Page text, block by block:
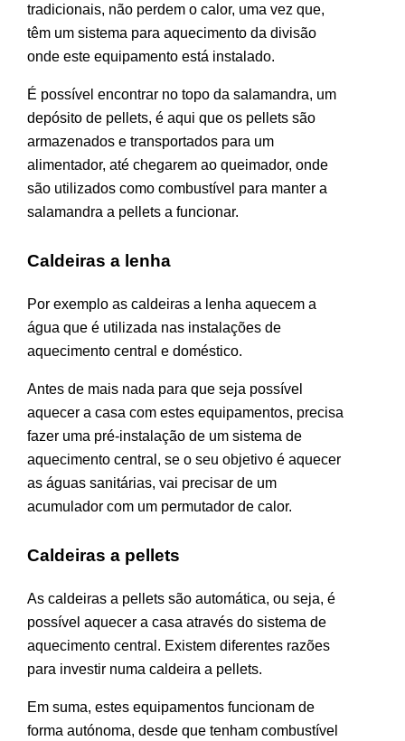
tradicionais, não perdem o calor, uma vez que,
têm um sistema para aquecimento da divisão
onde este equipamento está instalado.
É possível encontrar no topo da salamandra, um
depósito de pellets, é aqui que os pellets são
armazenados e transportados para um
alimentador, até chegarem ao queimador, onde
são utilizados como combustível para manter a
salamandra a pellets a funcionar.
Caldeiras a lenha
Por exemplo as caldeiras a lenha aquecem a
água que é utilizada nas instalações de
aquecimento central e doméstico.
Antes de mais nada para que seja possível
aquecer a casa com estes equipamentos, precisa
fazer uma pré-instalação de um sistema de
aquecimento central, se o seu objetivo é aquecer
as águas sanitárias, vai precisar de um
acumulador com um permutador de calor.
Caldeiras a pellets
As caldeiras a pellets são automática, ou seja, é
possível aquecer a casa através do sistema de
aquecimento central. Existem diferentes razões
para investir numa caldeira a pellets.
Em suma, estes equipamentos funcionam de
forma autónoma, desde que tenham combustível